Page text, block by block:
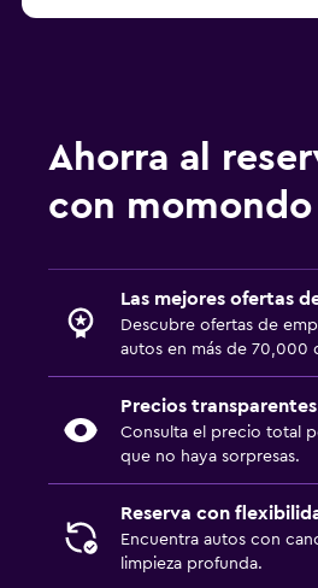
Ahorra al
con momondo
Las mejores ofertas
Descubre ofertas de
autos en más de 70,000
Precios transparentes
Consulta el precio total
que no haya sorpresas.
Reserva con
Encuentra autos con
limpieza profunda.